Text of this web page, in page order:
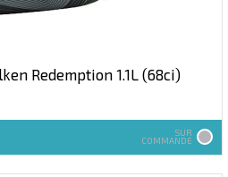
Redemption 1.1L (68ci)
SUR
COMMANDE